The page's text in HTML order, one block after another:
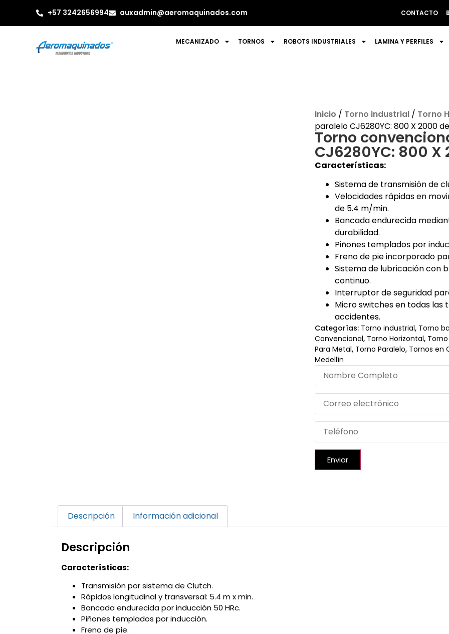
+57 3242656994 auxadmin@aeromaquinados.com CONTACTO
MECANIZADO TORNOS ROBOTS INDUSTRIALES LAMINA Y PERFILES
Inicio / Torno industrial/ Torno
paralelo CJ6280YC: 800 X 2000
Torno
CJ6280YC: 800
Características:
Sistema de transmisión de
Velocidades rápidas en
de 5.4 m/min.
Bancada endurecida
durabilidad.
Piñones templados por
Freno de pie incorporado
Sistema de lubricación con
continuo.
Interruptor de seguridad
Micro switches en todas
accidentes.
Categorías: Torno industrial, Torno
Convencional, Torno Horizontal,
Para Metal, Torno Paralelo, Tornos en
Medellín
Enviar
Descripción Información adicional
Descripción
Características:
Transmisión por sistema de Clutch.
Rápidos longitudinal y transversal: 5.4 m x min.
Bancada endurecida por inducción 50 HRc.
Piñones templados por inducción.
Freno de pie.